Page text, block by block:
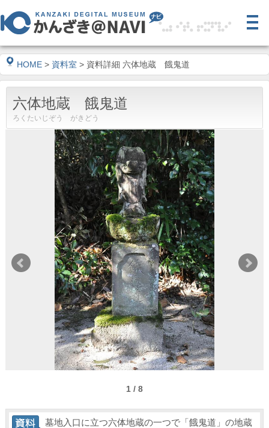
HOME > 資料室 > 資料詳細 六体地蔵 餓鬼道
六体地蔵 餓鬼道
ろくたいじぞう がきどう
1 / 8
墓地入口に立つ六体地蔵の一つで「餓鬼道」の地蔵